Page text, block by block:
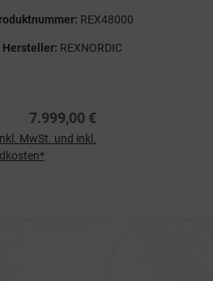
REX48000
Hersteller: REXNORDIC
7.999,00 €
MwSt. und inkl.